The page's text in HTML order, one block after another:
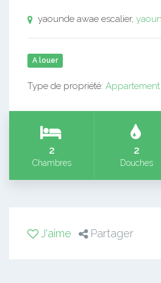
yaounde awae escalier,
A louer
Type de propriété: Appartement
2
Chambres
2
Douches
J'aime Partager